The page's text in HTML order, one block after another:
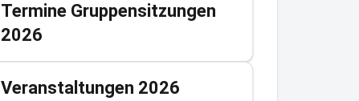
Termine Gruppensitzungen
2026
Veranstaltungen 2026